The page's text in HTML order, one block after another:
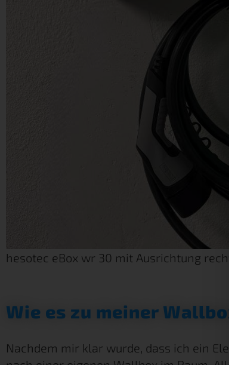
hesotec eBox wr 30 mit Ausrichtung rechts
Wie es zu meiner Wallbox
Nachdem mir klar wurde, dass ich ein